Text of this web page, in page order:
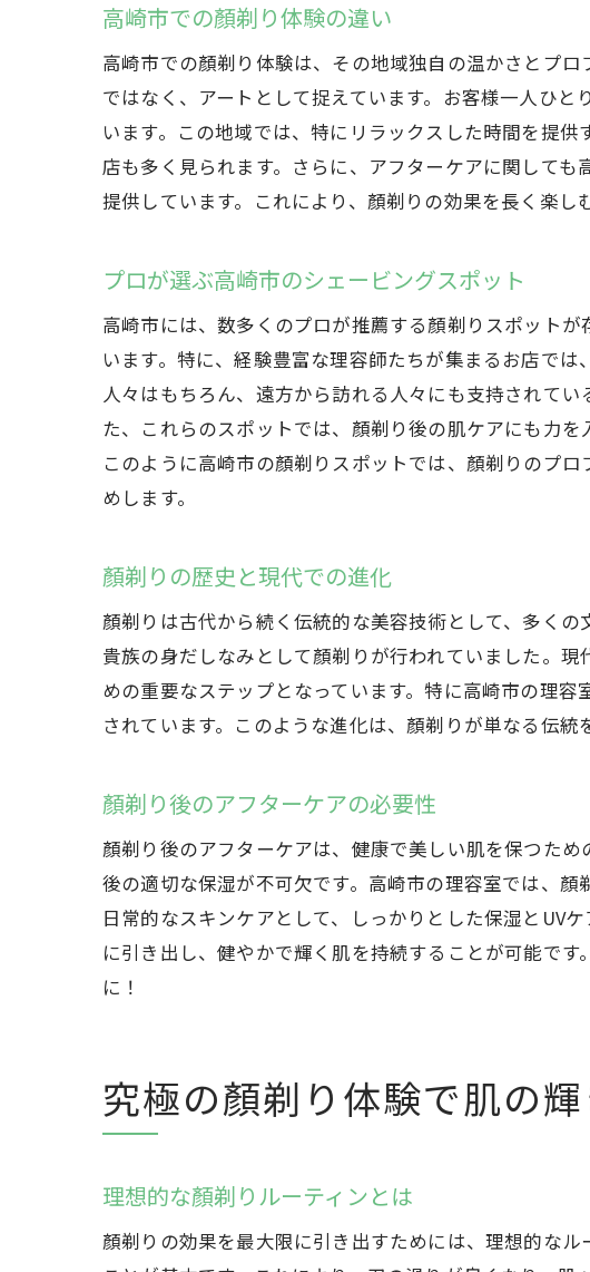
初め
顏剃
高崎市での顏剃り体験の違い
高崎市での顏剃り体験は、その地域独自の温かさとプ
ではなく、アートとして捉えています。お客様一人ひ
います。この地域では、特にリラックスした時間を提
店も多く見られます。さらに、アフターケアに関して
提供しています。これにより、顏剃りの効果を長く楽し
プロが選ぶ高崎市のシェービングスポット
高崎市には、数多くのプロが推薦する顏剃りスポット
います。特に、経験豊富な理容師たちが集まるお店で
人々はもちろん、遠方から訪れる人々にも支持されて
た、これらのスポットでは、顏剃り後の肌ケアにも力
このように高崎市の顏剃りスポットでは、顏剃りのプ
めします。
顏剃りの歴史と現代での進化
顏剃りは古代から続く伝統的な美容技術として、多く
貴族の身だしなみとして顏剃りが行われていました。
めの重要なステップとなっています。特に高崎市の理
されています。このような進化は、顏剃りが単なる伝
顏剃り後のアフターケアの必要性
顏剃り後のアフターケアは、健康で美しい肌を保つた
後の適切な保湿が不可欠です。高崎市の理容室では、
日常的なスキンケアとして、しっかりとした保湿とUV
に引き出し、健やかで輝く肌を持続することが可能で
に！
究極の顏剃り体験で肌の
理想的な顏剃りルーティンとは
顏剃りの効果を最大限に引き出すためには、理想的な